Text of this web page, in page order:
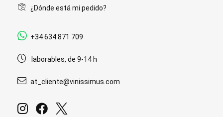
¿Dónde está mi pedido?
+34 634 871 709
laborables, de 9-14 h
at_cliente@vinissimus.com